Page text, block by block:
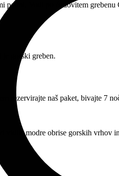
Vodi po čudovitem
rezervirajte naš paket, bivajte